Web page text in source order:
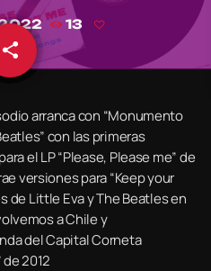
13
share
email
arranca con “Monumento
con las primeras
el LP “Please, Please me” de
versiones para “Keep your
de Little Eva y The Beatles en
a Chile y
del Capital Corneta
2012